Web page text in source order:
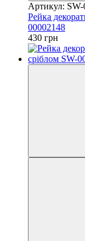
Артикул:
Рейка
00002148
430 грн